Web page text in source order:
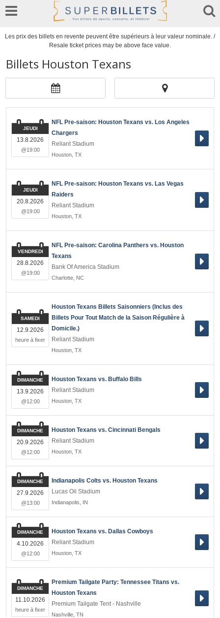
Les prix des billets en revente peuvent être supérieurs à leur valeur nominale. /
Resale ticket prices may be above face value.
Billets Houston Texans
NFL Pre-saison: Houston Texans vs. Los Angeles
Chargers
Reliant Stadium
Houston TX
JEUDI
13.8.2026
@19:00
NFL Pre-saison: Houston Texans vs. Las Vegas
Raiders
Reliant Stadium
Houston TX
JEUDI
20.8.2026
@19:00
NFL Pre-saison: Carolina Panthers vs. Houston
Texans
Bank Of America Stadium
Charlotte NC
VENDREDI
28.8.2026
@19:00
Houston Texans Billets Saisonniers (Inclus des
Billets Pour Tout Match de la Saison Régulière à
Domicile.)
Reliant Stadium
Houston TX
SAMEDI
12.9.2026
heure à fixer
Houston Texans vs. Buffalo Bills
Reliant Stadium
Houston TX
DIMANCHE
13.9.2026
@12:00
Houston Texans vs. Cincinnati Bengals
Reliant Stadium
Houston TX
DIMANCHE
20.9.2026
@12:00
Indianapolis Colts vs. Houston Texans
Lucas Oil Stadium
Indianapolis IN
DIMANCHE
27.9.2026
@13:00
Houston Texans vs. Dallas Cowboys
Reliant Stadium
Houston TX
DIMANCHE
4.10.2026
@12:00
Premium Tailgate Party: Tennessee Titans vs.
Houston Texans
Premium Tailgate Tent - Nashville
Nashville TN
DIMANCHE
11.10.2026
heure à fixer